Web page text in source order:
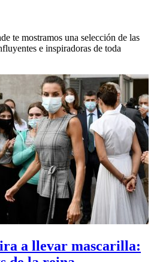
te mostramos una selección de las
e inspiradoras de toda
a llevar mascarilla: